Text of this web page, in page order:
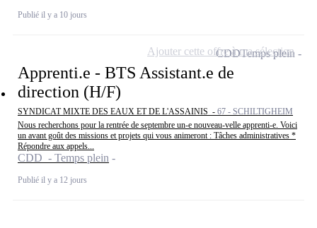
Publié il y a 10 jours
Apprenti.e - BTS Assistant.e de
direction (H/F)
SYNDICAT MIXTE DES EAUX ET DE L'ASSAINIS - 67 - SCHILTIGHEIM
Nous recherchons pour la rentrée de septembre un-e nouveau-velle apprenti-e. Voici
un avant goût des missions et projets qui vous animeront : Tâches administratives *
Répondre aux appels...
CDD - Temps plein
Publié il y a 12 jours
CDDTemps plein
Ajouter cette offre à ma sélection